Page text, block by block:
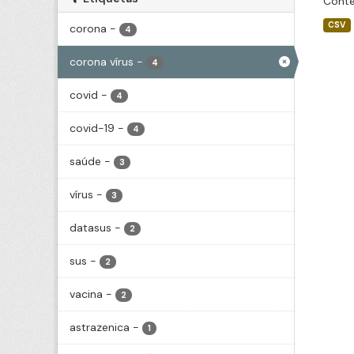
corona - 4
corona vírus - 4
covid - 4
covid-19 - 4
saúde - 3
vírus - 3
datasus - 2
sus - 2
vacina - 2
astrazenica - 1
CSV